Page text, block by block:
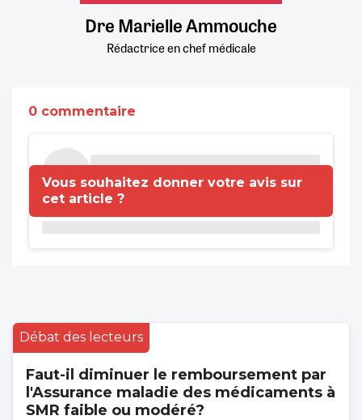
Dre Marielle Ammouche
Rédactrice en chef médicale
0 commentaire
Vous souhaitez donner votre avis sur
cet article ?
Débat des lecteurs
Faut-il diminuer le remboursement par
l'Assurance maladie des médicaments à
SMR faible ou modéré?